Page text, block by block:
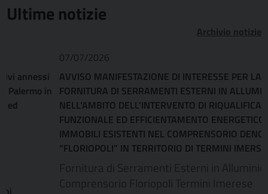
Ultime notizie
AVVISO MANIFESTAZIONE DI INTERESSE PER LA
FORNITURA DI SERRAMENTI ESTERNI IN ALLUMINIO
NELL’AMBITO DELL’INTERVENTO DI RIQUALIFICAZIONE
FUNZIONALE ED EFFICIENTAMENTO ENERGETICO DEGLI
IMMOBILI ESISTENTI NEL COMPRENSORIO DENOMINATO
“FLORIOPOLI” IN TERRITORIO DI TERMINI IMERSE (PA)